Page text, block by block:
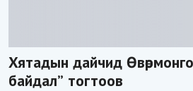
Хятадын дайчид
байдал” тогтоов